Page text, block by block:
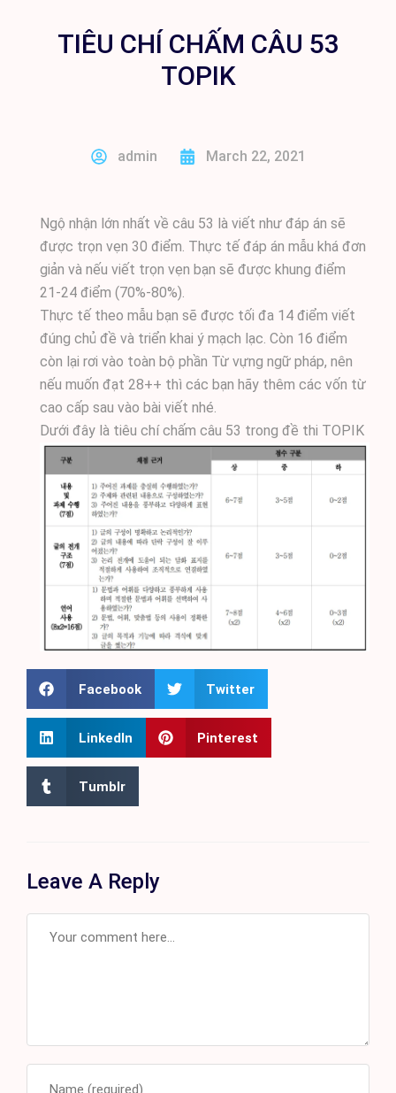
TIÊU CHÍ CHẤM CÂU 53
TOPIK
admin March 22, 2021
Ngộ nhận lớn nhất về câu 53 là viết như đáp án sẽ
được trọn vẹn 30 điểm. Thực tế đáp án mẫu khá đơn
giản và nếu viết trọn vẹn bạn sẽ được khung điểm
21-24 điểm (70%-80%).
Thực tế theo mẫu bạn sẽ được tối đa 14 điểm viết
đúng chủ đề và triển khai ý mạch lạc. Còn 16 điểm
còn lại rơi vào toàn bộ phần Từ vựng ngữ pháp, nên
nếu muốn đạt 28++ thì các bạn hãy thêm các vốn từ
cao cấp sau vào bài viết nhé.
Dưới đây là tiêu chí chấm câu 53 trong đề thi TOPIK
Facebook Twitter
LinkedIn Pinterest
Tumblr
Leave A Reply